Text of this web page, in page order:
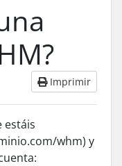
Imprimir
estáis
whm) y